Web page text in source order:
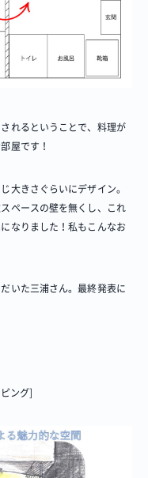
れるということで、料理が
屋です！
大きさぐらいにデザイン。
ペースの壁を無くし、これ
なりました！私もこんなお
いた三浦さん。最終発表に
ング]